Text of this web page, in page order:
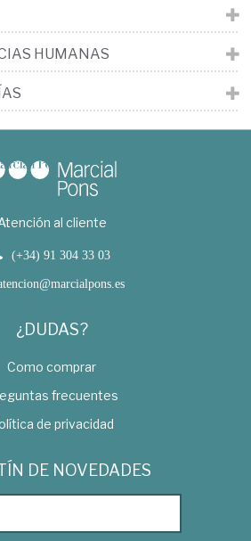
HUMANAS
al cliente
(+34) 91 304 33 03
¿DUDAS?
Como comprar
frecuentes
de privacidad
DE NOVEDADES